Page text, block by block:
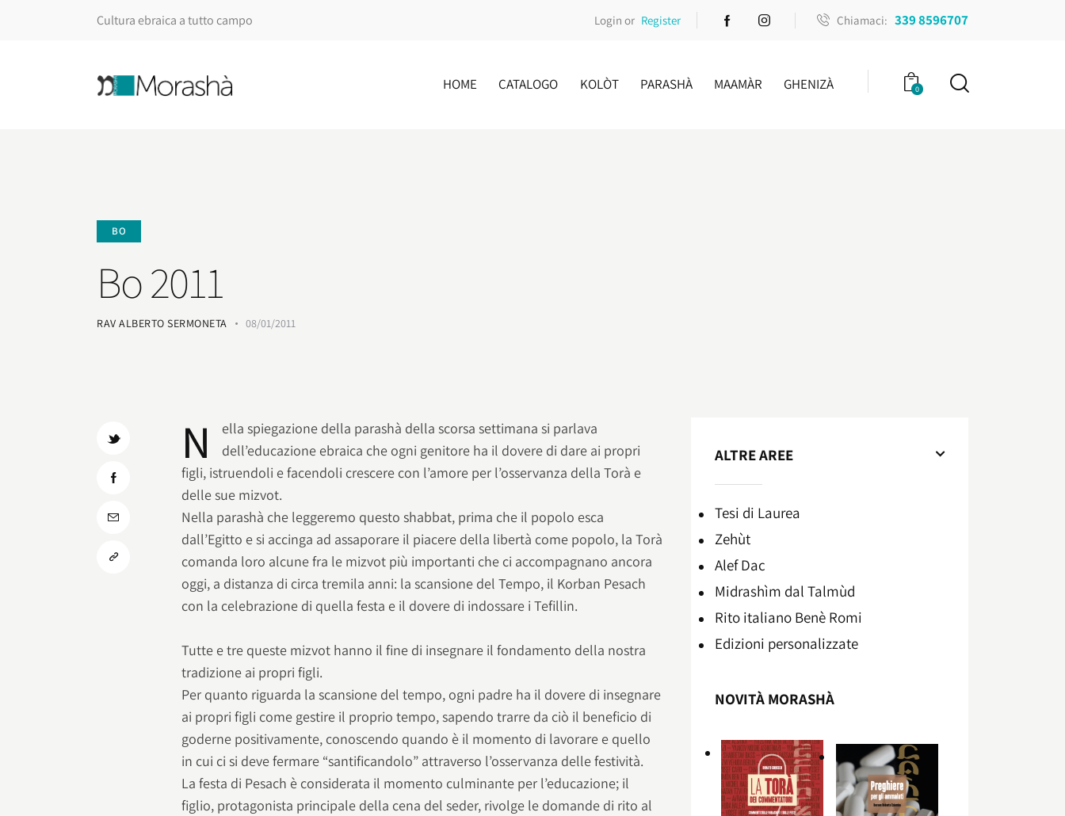
Cultura ebraica a tutto campo Login or Register Chiamaci: 339 8596707
HOME CATALOGO KOLÒT PARASHÀ MAAMÀR GHENIZÀ 0
BO
Bo 2011
RAV ALBERTO SERMONETA 08/01/2011
N
ella spiegazione della parashà della scorsa settimana si parlava
dell’educazione ebraica che ogni genitore ha il dovere di dare ai propri
figli, istruendoli e facendoli crescere con l’amore per l’osservanza della Torà e
delle sue mizvot.
Nella parashà che leggeremo questo shabbat, prima che il popolo esca
dall’Egitto e si accinga ad assaporare il piacere della libertà come popolo, la Torà
comanda loro alcune fra le mizvot più importanti che ci accompagnano ancora
oggi, a distanza di circa tremila anni: la scansione del Tempo, il Korban Pesach
con la celebrazione di quella festa e il dovere di indossare i Tefillin.
Tutte e tre queste mizvot hanno il fine di insegnare il fondamento della nostra
tradizione ai propri figli.
Per quanto riguarda la scansione del tempo, ogni padre ha il dovere di insegnare
ai propri figli come gestire il proprio tempo, sapendo trarre da ciò il beneficio di
goderne positivamente, conoscendo quando è il momento di lavorare e quello
in cui ci si deve fermare “santificandolo” attraverso l’osservanza delle festività.
La festa di Pesach è considerata il momento culminante per l’educazione; il
figlio, protagonista principale della cena del seder, rivolge le domande di rito al
ALTRE AREE
Tesi di Laurea
Zehùt
Alef Dac
Midrashìm dal Talmùd
Rito italiano Benè Romi​
Edizioni personalizzate
NOVITÀ MORASHÀ